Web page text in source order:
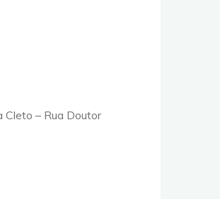
Cleto – Rua Doutor